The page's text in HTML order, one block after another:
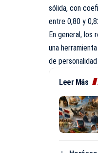
sólida, con
entre 0,80 y
En general, los
una
de
Leer Más